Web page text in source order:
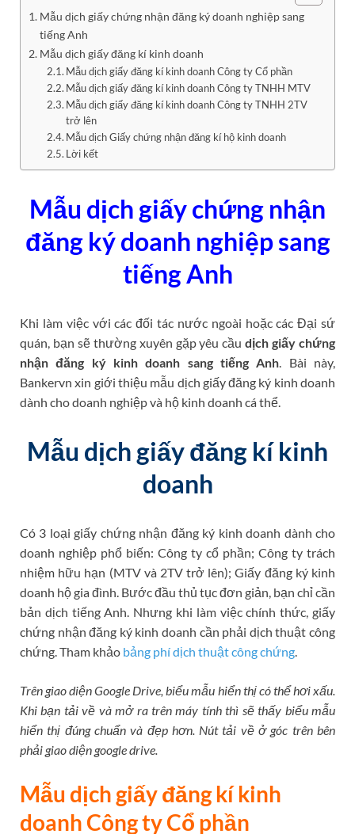
Mẫu dịch giấy chứng nhận đăng ký doanh nghiệp sang
tiếng Anh
Mẫu dịch giấy đăng kí kinh doanh
Mẫu dịch giấy đăng kí kinh doanh Công ty Cổ phần
Mẫu dịch giấy đăng kí kinh doanh Công ty TNHH MTV
Mẫu dịch giấy đăng kí kinh doanh Công ty TNHH 2TV
trở lên
Mẫu dịch Giấy chứng nhận đăng kí hộ kinh doanh
Lời kết
Mẫu dịch giấy chứng nhận
đăng ký doanh nghiệp sang
tiếng Anh
Khi làm việc với các đối tác nước ngoài hoặc các Đại sứ
quán, bạn sẽ thường xuyên gặp yêu cầudịch giấy chứng
nhận đăng ký kinh doanh sang tiếng Anh. Bài này,
Bankervn xin giới thiệu mẫu dịch giấy đăng ký kinh doanh
dành cho doanh nghiệp và hộ kinh doanh cá thể.
Mẫu dịch giấy đăng kí kinh
doanh
Có 3 loại giấy chứng nhận đăng ký kinh doanh dành cho
doanh nghiệp phổ biến: Công ty cổ phần; Công ty trách
nhiệm hữu hạn (MTV và 2TV trở lên); Giấy đăng ký kinh
doanh hộ gia đình. Bước đầu thủ tục đơn giản, bạn chỉ cần
bản dịch tiếng Anh. Nhưng khi làm việc chính thức, giấy
chứng nhận đăng ký kinh doanh cần phải dịch thuật công
chứng. Tham khảo bảng phí dịch thuật công chứng
Trên giao diện Google Drive, biểu mẫu hiển thị có thể hơi xấu.
Khi bạn tải về và mở ra trên máy tính thì sẽ thấy biểu mẫu
hiển thị đúng chuẩn và đẹp hơn. Nút tải về ở góc trên bên
phải giao diện google drive.
Mẫu dịch giấy đăng kí kinh
doanh Công ty Cổ phần